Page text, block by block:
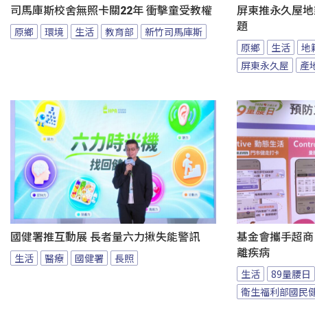
司馬庫斯校舍無照卡關22年 衝擊童受教權
原鄉 環境 生活 教育部 新竹司馬庫斯
屏東推永久屋
題
原鄉 生活 地
屏東永久屋
產
國健署推互動展 長者量六力揪失能警訊
生活 醫療 國健署 長照
基金會攜手超
離疾病
生活 89量腰日
衛生福利部國民